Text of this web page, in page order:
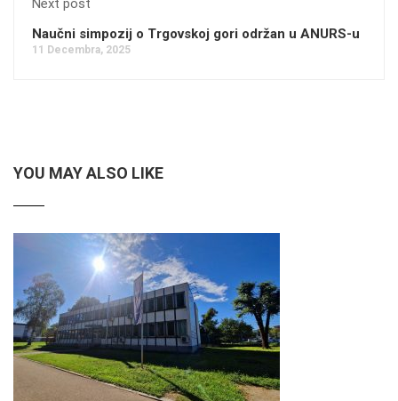
Next post
Naučni simpozij o Trgovskoj gori održan u ANURS-u
11 Decembra, 2025
YOU MAY ALSO LIKE